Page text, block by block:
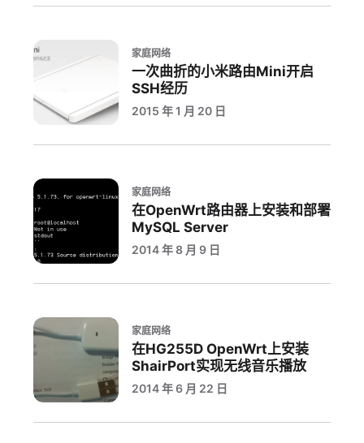
家庭网络
一次曲折的小米路由Mini开启
SSH经历
2015 年 1 月 20 日
家庭网络
在OpenWrt路由器上安装和部署
MySQL Server
2014 年 8 月 9 日
家庭网络
在HG255D OpenWrt上安装
ShairPort实现无线音乐播放
2014 年 6 月 22 日